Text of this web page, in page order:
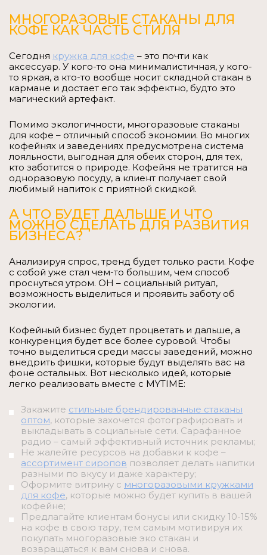
МНОГОРАЗОВЫЕ СТАКАНЫ ДЛЯ
КОФЕ КАК ЧАСТЬ СТИЛЯ
Сегодня кружка для кофе – это почти как
аксессуар. У кого-то она минималистичная, у кого-
то яркая, а кто-то вообще носит складной стакан в
кармане и достает его так эффектно, будто это
магический артефакт.
Помимо экологичности, многоразовые стаканы
для кофе – отличный способ экономии. Во многих
кофейнях и заведениях предусмотрена система
лояльности, выгодная для обеих сторон, для тех,
кто заботится о природе. Кофейня не тратится на
одноразовую посуду, а клиент получает свой
любимый напиток с приятной скидкой.
А ЧТО БУДЕТ ДАЛЬШЕ И ЧТО
МОЖНО СДЕЛАТЬ ДЛЯ РАЗВИТИЯ
БИЗНЕСА?
Анализируя спрос, тренд будет только расти. Кофе
с собой уже стал чем-то большим, чем способ
проснуться утром. ОН – социальный ритуал,
возможность выделиться и проявить заботу об
экологии.
Кофейный бизнес будет процветать и дальше, а
конкуренция будет все более суровой. Чтобы
точно выделиться среди массы заведений, можно
внедрить фишки, которые будут выделять вас на
фоне остальных. Вот несколько идей, которые
легко реализовать вместе с MYTIME:
Закажите стильные брендированные стаканы
оптом, которые захочется фотографировать и
выкладывать в социальные сети. Сарафанное
радио – самый эффективный источник рекламы;
Не жалейте ресурсов на добавки к кофе –
ассортимент сиропов позволяет делать напитки
разными по вкусу и даже характеру;
Оформите витрину с многоразовыми кружками
для кофе, которые можно будет купить в вашей
кофейне;
Предлагайте клиентам бонусы или скидку 10-15%
на кофе в свою тару, тем самым мотивируя их
покупать многоразовые эко стакан и
возвращаться к вам снова и снова.